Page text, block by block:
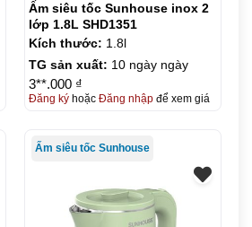
Ấm siêu tốc Sunhouse inox 2
lớp 1.8L SHD1351
Kích thước: 1.8l
TG sản xuất: 10 ngày ngày
3**.000 ₫
Đăng kýhoặc Đăng nhậpđể xem giá
Ấm siêu tốc Sunhouse